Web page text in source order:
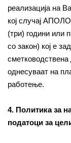
реализација на
кој случај
(три) години или
со закон) кој е
сметководствена
однесуваат на
работење.
4. Политика за
податоци за